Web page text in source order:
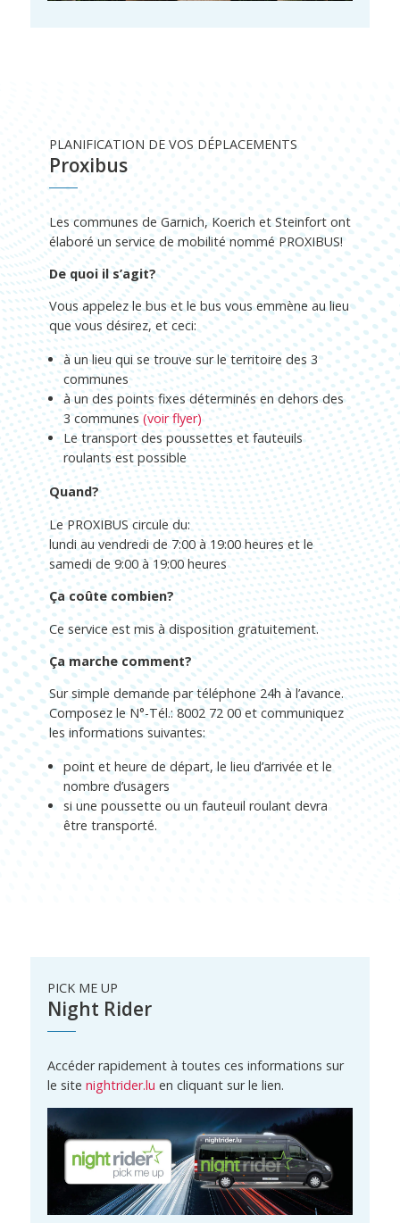
Proxibus
PLANIFICATION DE VOS DÉPLACEMENTS
Les communes de Garnich, Koerich et Steinfortont
élaboré un service de mobilité nommé PROXIBUS!
De quoi il s’agit?
Vous appelez le bus et le bus vous emmène au lieu
que vous désirez, et ceci:
à un lieu qui se trouve sur le territoire des 3
communes
à un des points fixes déterminés en dehors des
3 communes(voir flyer)
Le transport des poussettes et fauteuils
roulants est possible
Quand?
LePROXIBUScircule du:
lundi au vendredi de 7:00 à 19:00 heures et le
samedi de 9:00 à 19:00 heures
Ça coûte combien?
Ce service est mis à disposition gratuitement.
Ça marche comment?
Sur simple demande par téléphone 24h à l’avance.
Composez le N°-Tél.:8002 72 00et communiquez
les informations suivantes:
point et heure de départ, le lieu d’arrivée et le
nombre d’usagers
si une poussette ou un fauteuil roulant devra
être transporté.
Night Rider
PICK ME UP
Accéder rapidement à toutes ces informations sur
le sitenightrider.lu en cliquant sur le lien.